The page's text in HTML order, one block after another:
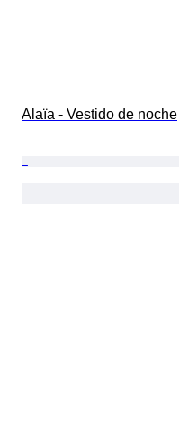
Alaïa - Vestido de noche